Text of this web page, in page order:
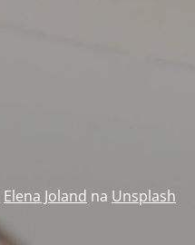
Elena Joland na Unsplash